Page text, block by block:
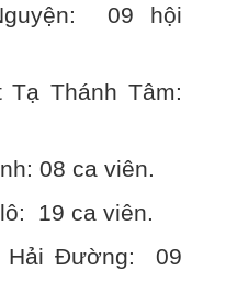
09 hội
Tạ Thánh Tâm:
08 ca viên.
19 ca viên.
Hải Đường: 09